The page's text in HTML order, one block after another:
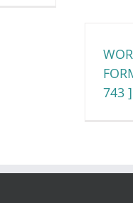
743 ]